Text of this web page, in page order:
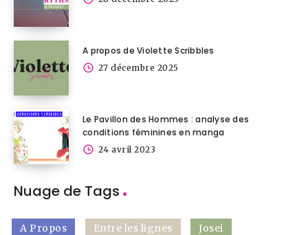
A propos de Violette Scribbles
27 décembre 2025
Le Pavillon des Hommes : analyse des
conditions féminines en manga
24 avril 2023
Nuage de Tags
A Propos Entre les lignes Josei